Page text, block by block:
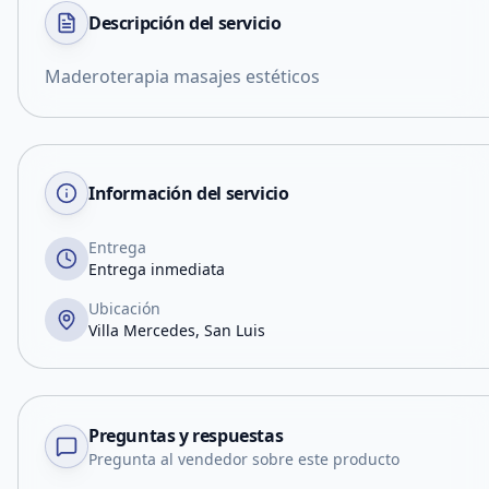
Descripción del servicio
Maderoterapia masajes estéticos
Información del servicio
Entrega
Entrega inmediata
Ubicación
Villa Mercedes, San Luis
Preguntas y respuestas
Pregunta al vendedor sobre este producto